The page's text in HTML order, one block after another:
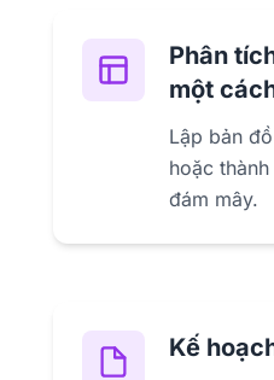
Phân
một
Lập bản
hoặc
đám mây.
Kế